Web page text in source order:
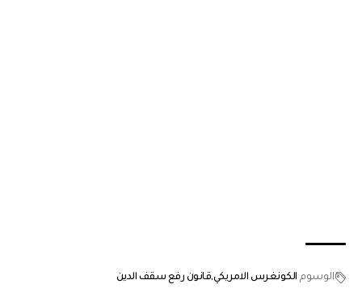
الوسوم الكونغرس الامريكيقانون رفع سقف الدين